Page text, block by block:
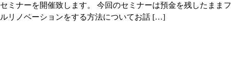
セミナーを開催致します。 今回のセミナーは預金を残したままフ
ルリノベーションをする方法についてお話 […]